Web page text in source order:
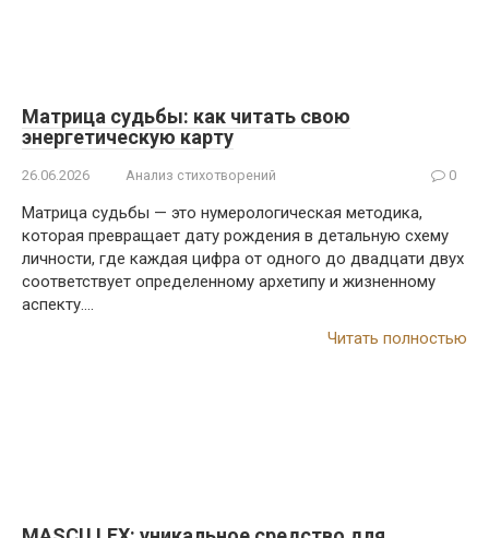
Матрица судьбы: как читать свою
энергетическую карту
26.06.2026 Анализ стихотворений 0
Матрица судьбы — это нумерологическая методика,
которая превращает дату рождения в детальную схему
личности, где каждая цифра от одного до двадцати двух
соответствует определенному архетипу и жизненному
аспекту….
Читать полностью